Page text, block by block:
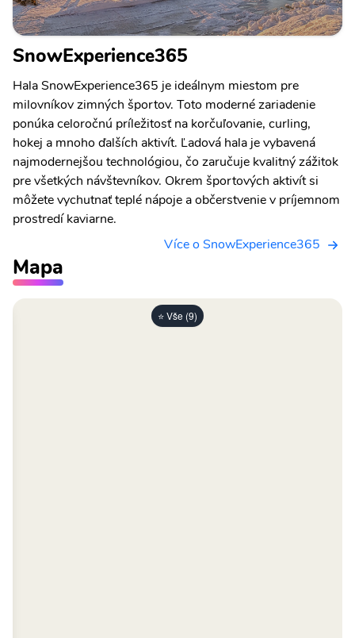
SnowExperience365
Hala SnowExperience365 je ideálnym miestom pre
milovníkov zimných športov. Toto moderné zariadenie
ponúka celoročnú príležitosť na korčuľovanie, curling,
hokej a mnoho ďalších aktivít. Ľadová hala je vybavená
najmodernejšou technológiou, čo zaručuje kvalitný zážitok
pre všetkých návštevníkov. Okrem športových aktivít si
môžete vychutnať teplé nápoje a občerstvenie v príjemnom
prostredí kaviarne.
Více o SnowExperience365
Mapa
⭐ Vše (9)